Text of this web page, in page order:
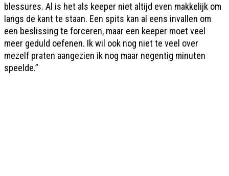
blessures. Al is het als keeper niet altijd even makkelijk om
langs de kant te staan. Een spits kan al eens invallen om
een beslissing te forceren, maar een keeper moet veel
meer geduld oefenen. Ik wil ook nog niet te veel over
mezelf praten aangezien ik nog maar negentig minuten
speelde.”